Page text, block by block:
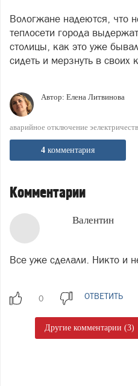
Вологжане надеются, что
теплосети города
столицы, как это уже
сидеть и мерзнуть в своих
Автор: Елена Литвинова
аварийное отключение
4 комментария
Комментарии
Валентин
Все уже сделали. Никто и
ОТВЕТИТЬ
Другие комментарии (3)